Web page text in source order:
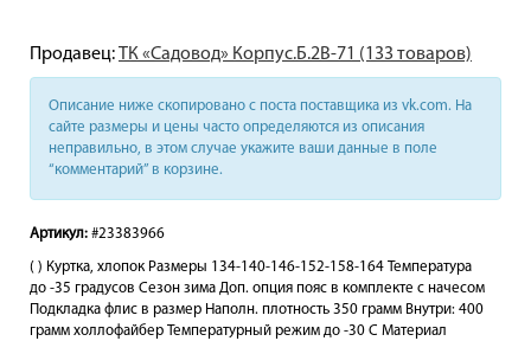
Продавец:ТК «Садовод» Корпус.Б.2В-71 (133 товаров)
Описание ниже скопировано с поста поставщика из vk.com. На
сайте размеры и цены часто определяются из описания
неправильно, в этом случае укажите ваши данные в поле
“комментарий” в корзине.
Артикул: #23383966
( ) Куртка, хлопок Размеры 134-140-146-152-158-164 Температура
до -35 градусов Сезон зима Доп. опция пояс в комплекте с начесом
Подкладка флис в размер Наполн. плотность 350 грамм Внутри: 400
грамм холлофайбер Температурный режим до -30 С Материал